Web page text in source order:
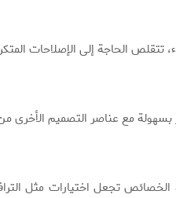
تتقلص الحاجة إلى الإصلاحات
بسهولة مع عناصر التصميم الأخرى
تجعل اختيارات مثل